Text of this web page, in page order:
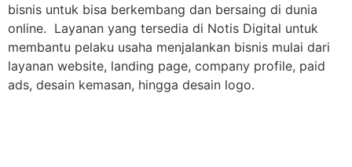
bisnis untuk bisa berkembang dan bersaing di dunia
online. Layanan yang tersedia di Notis Digital untuk
membantu pelaku usaha menjalankan bisnis mulai dari
layanan website, landing page, company profile, paid
ads, desain kemasan, hingga desain logo.